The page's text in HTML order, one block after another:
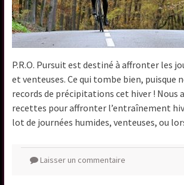
P.R.O. Pursuit est destiné à affronter les
et venteuses. Ce qui tombe bien, puisque
records de précipitations cet hiver ! Nous
recettes pour affronter l’entraînement
lot de journées humides, venteuses, ou
Laisser un commentaire